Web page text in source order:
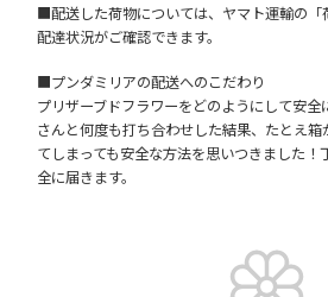
■配送した荷物については、ヤマト運輸の「
配達状況がご確認できます。
■プンダミリアの配送へのこだわり
プリザーブドフラワーをどのようにして安
さんと何度も打ち合わせした結果、たとえ
てしまっても安全な方法を思いつきました
全に届きます。